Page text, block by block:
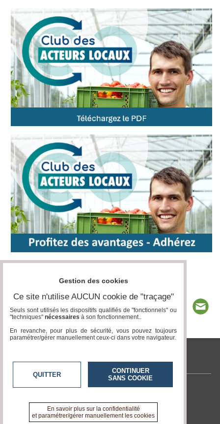
www.acteurs-locaux.fr
En savoir +
A propos de www.acteurs-locaux.fr
Gestion des cookies
Ce site n'utilise AUCUN cookie de "traçage"
Seuls sont utilisés les dispositifs qualifiés de "fonctionnels" ou
"techniques" nécessaires à son fonctionnement..
En revanche, pour plus de sécurité, vous pouvez toujours
paramétrer/gérer manuellement ceux-ci dans votre navigateur.
QUITTER
CONTINUER
SANS COOKIE
En savoir plus sur la confidentialité
et paramétrer/gérer manuellement les cookies